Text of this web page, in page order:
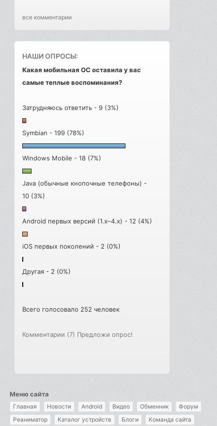
все комментарии
НАШИ ОПРОСЫ:
Какая мобильная ОС оставила у вас
самые теплые воспоминания?
Затрудняюсь ответить - 9 (3%)
Symbian - 199 (78%)
Windows Mobile - 18 (7%)
Java (обычные кнопочные телефоны) -
10 (3%)
Android первых версий (1.x–4.x) - 12 (4%)
iOS первых поколений - 2 (0%)
Другая - 2 (0%)
Всего голосовало 252 человек
Комментарии (7) Предложи опрос!
Меню сайта
Главная Новости Android Видео Обменник
Форум
Реаниматор
Каталог устройств Блоги Команда сайта